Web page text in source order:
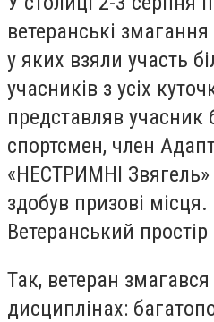
ветеранські
у яких взяли участь
учасників з усіх
представляв учасник
спортсмен, член
«НЕСТРИМНІ Звягель»
здобув призові
Ветеранський
Так, ветеран змагався
дисциплінах: